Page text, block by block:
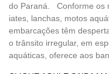
do Paraná. Conforme os
iates, lanchas, motos
embarcações têm
o trânsito irregular, em
aquáticas, oferece aos